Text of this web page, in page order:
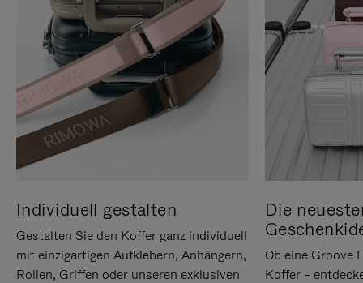
Individuell gestalten
Gestalten Sie den Koffer ganz individuell
mit einzigartigen Aufklebern, Anhängern,
Rollen, Griffen oder unseren exklusiven
Die
Ob eine Groove
Koffer –